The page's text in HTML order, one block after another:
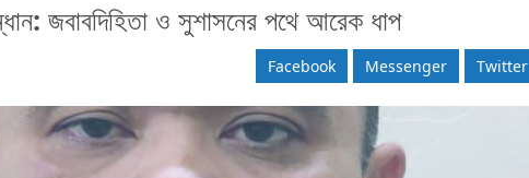
জবাবদিহিতা ও সুশাসনের পথে আরেক ধাপ
Facebook Messenger Twitter